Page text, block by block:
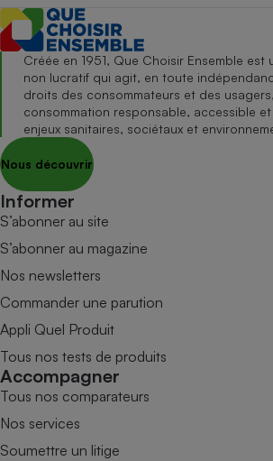
Créée en 1951, Que Choisir Ensemble
non lucratif qui agit, en toute
droits des consommateurs et des
consommation responsable, accessible
enjeux sanitaires, sociétaux et
Nous découvrir
Informer
S’abonner au site
S’abonner au magazine
Nos newsletters
Commander une parution
Appli Quel Produit
Tous nos tests de produits
Accompagner
Tous nos comparateurs
Nos services
Soumettre un litige